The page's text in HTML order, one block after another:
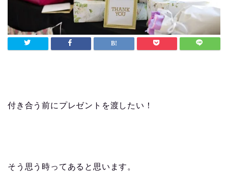
付き合う前にプレゼントを渡したい！
そう思う時ってあると思います。